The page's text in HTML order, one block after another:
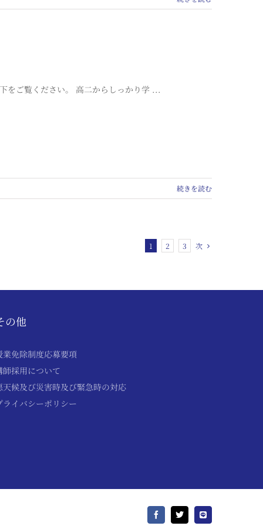
をご覧ください。 高二からしっかり学 ...
続きを読む
1 2 3 次
の他
業免除制度応募要項
師採用について
天候及び災害時及び緊急時の対応
ライバシーポリシー
Facebook
X LINE